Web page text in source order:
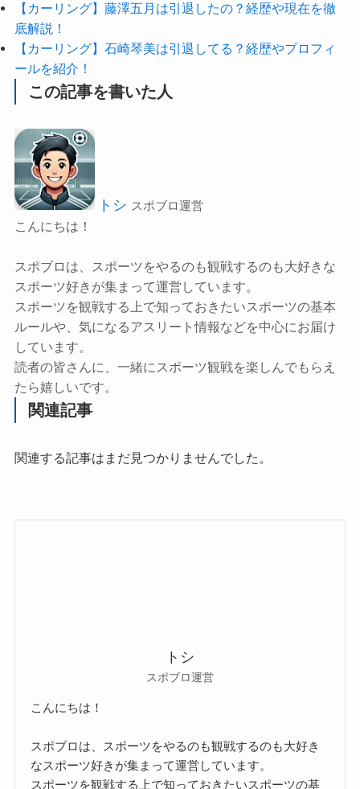
【カーリング】藤澤五月は引退したの？経歴や現在を徹
底解説！
【カーリング】石崎琴美は引退してる？経歴やプロフィ
ールを紹介！
この記事を書いた人
トシ スポブロ運営
こんにちは！
スポブロは、スポーツをやるのも観戦するのも大好きな
スポーツ好きが集まって運営しています。
スポーツを観戦する上で知っておきたいスポーツの基本
ルールや、気になるアスリート情報などを中心にお届け
しています。
読者の皆さんに、一緒にスポーツ観戦を楽しんでもらえ
たら嬉しいです。
関連記事
関連する記事はまだ見つかりませんでした。
トシ
スポブロ運営
こんにちは！
スポブロは、スポーツをやるのも観戦するのも大好き
なスポーツ好きが集まって運営しています。
スポーツを観戦する上で知っておきたいスポーツの基